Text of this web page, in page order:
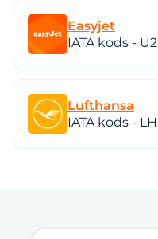
Easyjet
IATA kods - U2
Lufthansa
IATA kods - LH